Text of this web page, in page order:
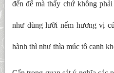
đến để mà thấy chứ không
như dùng lưỡi nếm hương vị
hành thì như thìa múc tô canh